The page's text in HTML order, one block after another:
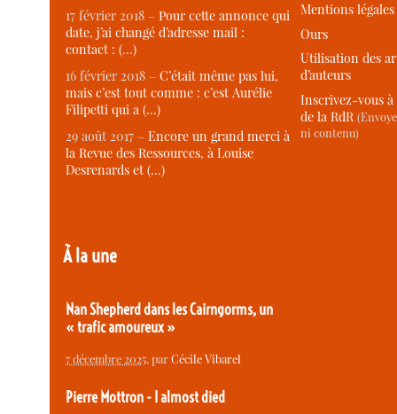
17 février 2018 –Pour cette annonce qui
date, j’ai changé d’adresse mail :
contact : (…)
16 février 2018 –C’était même pas lui,
mais c’est tout comme : c’est Aurélie
Filipetti qui a (…)
29 août 2017 –Encore un grand merci à
la Revue des Ressources, à Louise
Desrenards et (…)
À la une
Nan Shepherd dans les Cairngorms, un
« trafic amoureux »
7 décembre 2025, parCécile Vibarel
Pierre Mottron - I almost died
Mentions légales
Ours
Utilisation des
d’auteurs
Inscrivez-vous
de la RdR
ni contenu)